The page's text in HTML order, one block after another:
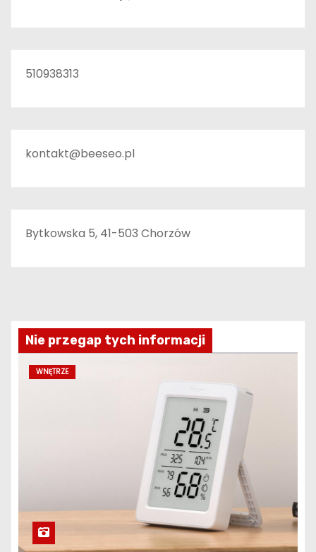
510938313
kontakt@beeseo.pl
Bytkowska 5, 41-503 Chorzów
Nie przegap tych informacji
WNĘTRZE